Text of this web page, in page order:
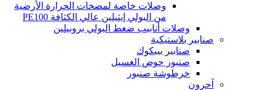
وصلات خاصة لمضخات الحرارة الأرضية
من البولي إيثيلين عالي الكثافة PE100
وصلات أنابيب ضغط البولي بروبيلين
صنابير بلاستيكية
صنابير بيبكوك
صنبور حوض الغسيل
خرطوشة صنبور
آحرون